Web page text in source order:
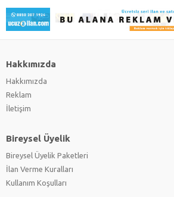
Hakkımızda
Hakkımızda
Reklam
İletişim
Bireysel Üyelik
Bireysel Üyelik Paketleri
İlan Verme Kuralları
Kullanım Koşulları